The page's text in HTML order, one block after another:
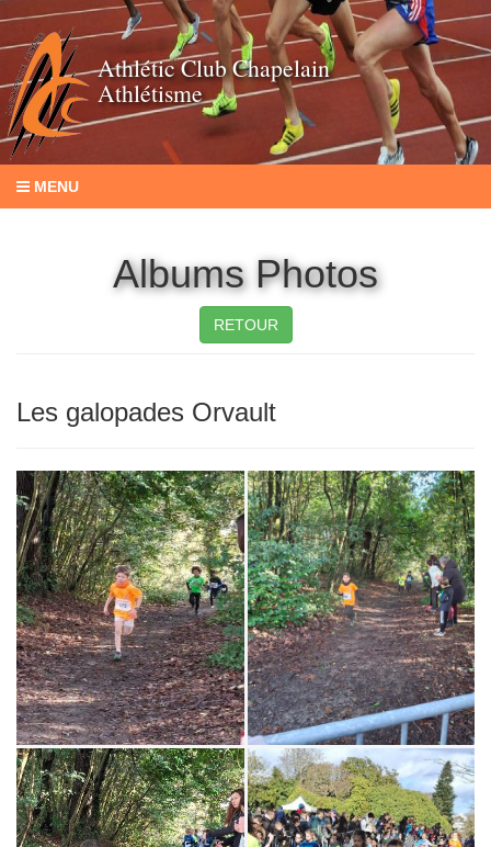
Athlétic Club Chapelain
Athlétisme
MENU
Albums Photos
RETOUR
Les galopades Orvault